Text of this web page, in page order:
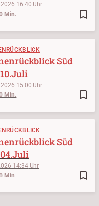
bookmark_border
16:40
Min.
bookmark_border
15:00
Min.
Süd
bookmark_border
14:34
Min.
Süd